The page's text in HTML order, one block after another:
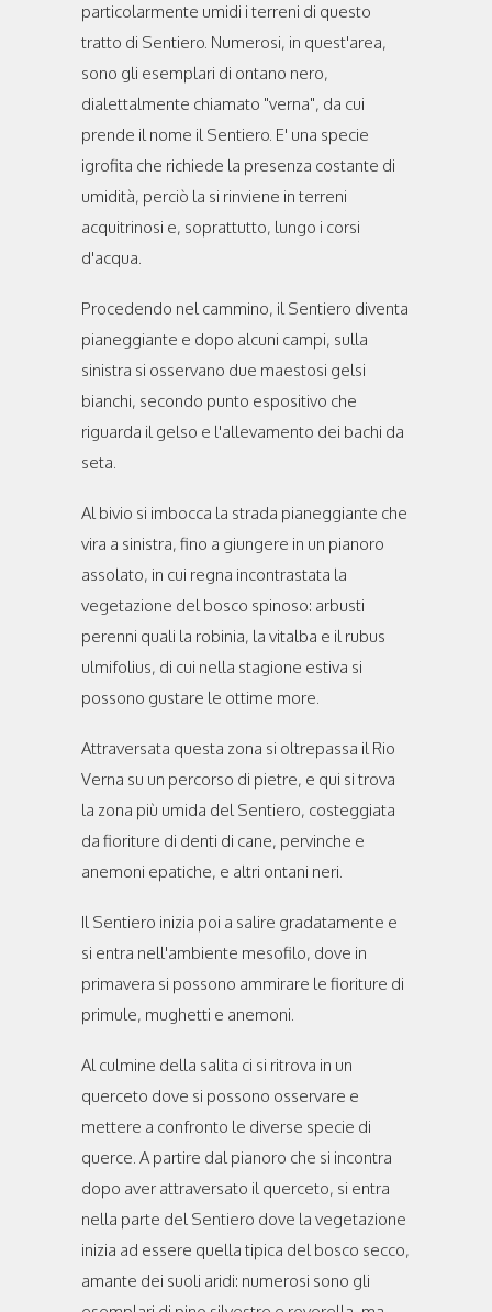
particolarmente umidi i terreni di questo
tratto di Sentiero. Numerosi, in quest'area,
sono gli esemplari di ontano nero,
dialettalmente chiamato "verna", da cui
prende il nome il Sentiero. E' una specie
igrofita che richiede la presenza costante di
umidità, perciò la si rinviene in terreni
acquitrinosi e, soprattutto, lungo i corsi
d'acqua.
Procedendo nel cammino, il Sentiero diventa
pianeggiante e dopo alcuni campi, sulla
sinistra si osservano due maestosi gelsi
bianchi, secondo punto espositivo che
riguarda il gelso e l'allevamento dei bachi da
seta.
Al bivio si imbocca la strada pianeggiante che
vira a sinistra, fino a giungere in un pianoro
assolato, in cui regna incontrastata la
vegetazione del bosco spinoso: arbusti
perenni quali la robinia, la vitalba e il rubus
ulmifolius, di cui nella stagione estiva si
possono gustare le ottime more.
Attraversata questa zona si oltrepassa il Rio
Verna su un percorso di pietre, e qui si trova
la zona più umida del Sentiero, costeggiata
da fioriture di denti di cane, pervinche e
anemoni epatiche, e altri ontani neri.
Il Sentiero inizia poi a salire gradatamente e
si entra nell'ambiente mesofilo, dove in
primavera si possono ammirare le fioriture di
primule, mughetti e anemoni.
Al culmine della salita ci si ritrova in un
querceto dove si possono osservare e
mettere a confronto le diverse specie di
querce. A partire dal pianoro che si incontra
dopo aver attraversato il querceto, si entra
nella parte del Sentiero dove la vegetazione
inizia ad essere quella tipica del bosco secco,
amante dei suoli aridi: numerosi sono gli